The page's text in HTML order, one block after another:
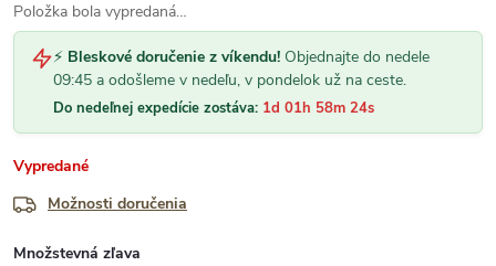
Položka bola vypredaná…
⚡ Bleskové doručenie z víkendu! Objednajte do nedele
09:45 a odošleme v nedeľu, v pondelok už na ceste.
Do nedeľnej expedície zostáva: 1d 01h 58m 23s
Vypredané
Možnosti doručenia
Množstevná zľava